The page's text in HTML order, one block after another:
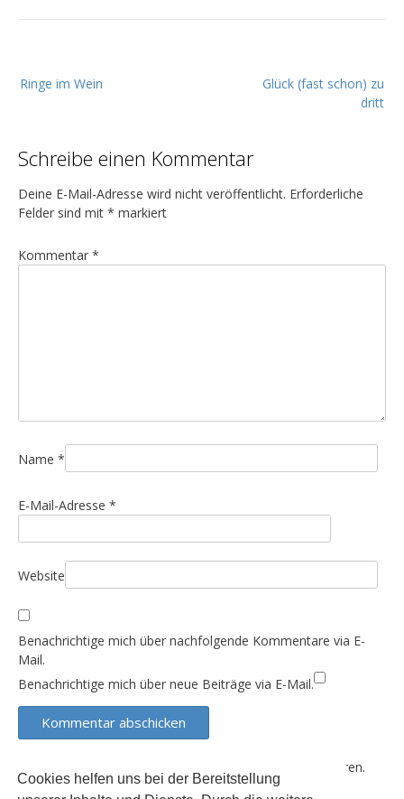
Cookies helfen uns bei der Bereitstellung
e
t
r
a
g
s
n
t
i
o
n
Glück (fast schon) zu
dritt
Ringe im Wein
Schreibe einen Kommentar
Deine E-Mail-Adresse wird nicht veröffentlicht. Erforderliche
Felder sind mit * markiert
Kommentar *
Name *
E-Mail-Adresse *
Website
Benachrichtige mich über nachfolgende Kommentare via E-
Mail.
Benachrichtige mich über neue Beiträge via E-Mail.
Diese Website verwendet Akismet, um Spam zu reduzieren.
Erfahre, wie deine Kommentardaten verarbeitet werden.